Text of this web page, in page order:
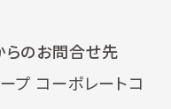
のお問合せ先
プ コーポレートコ